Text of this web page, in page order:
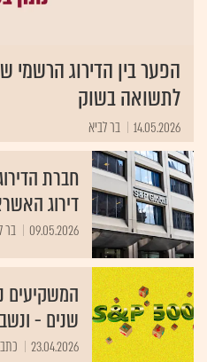
הפער בין הדירוג
לתשואה בשוק
14.05.2026 בר לביא
דירוג
09.05.2026 בר
המשקיעים
שנים -
23.04.2026